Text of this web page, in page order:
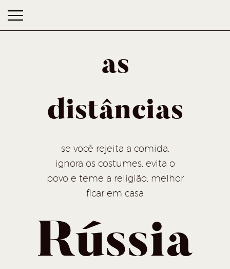
as
distâncias
se você rejeita a comida,
ignora os costumes, evita o
povo e teme a religião, melhor
ficar em casa
Rússia